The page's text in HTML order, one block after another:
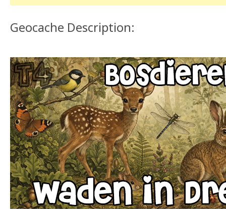
Geocache Description: